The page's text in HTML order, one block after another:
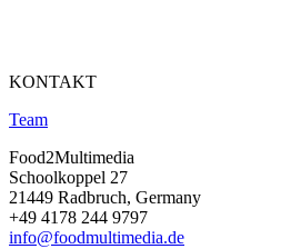
KONTAKT
Team
Food2Multimedia
Schoolkoppel 27
21449 Radbruch, Germany
+49 4178 244 9797
info@foodmultimedia.de